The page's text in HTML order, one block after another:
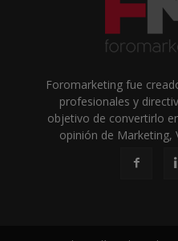
Foromarketing fue
profesionales y
objetivo de convertirlo
opinión de Marketing,